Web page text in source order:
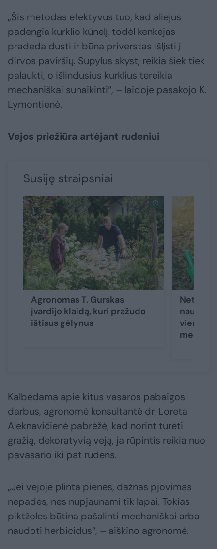
„Šis metodas efektyvus tuo, kad aliejus
padengia kurklio kūnelį, todėl kenkėjas
pradeda dusti ir būna priverstas išlįsti į
dirvos paviršių. Supylus skystį reikia šiek tiek
palaukti, o išlindusius kurklius tereikia
mechaniškai sunaikinti“, – laidoje pasakojo K.
Lymontienė.
Vejos priežiūra artėjant rudeniui
Susiję straipsniai
Agronomas T. Gurskas
įvardijo klaidą, kuri pražudo
ištisus gėlynus
Net ir
naujas
vienos
Kalbėdama apie kitus vasaros pabaigos
darbus, agronomė konsultantė dr. Loreta
Aleknavičienė pabrėžė, kad norint turėti
gražią, dekoratyvią veją, ja rūpintis reikia nuo
pavasario iki pat rudens.
„Jei vejoje plinta pienės, dažnas pjovimas
nepadės, nes nupjaunami tik lapai. Tokias
piktžoles būtina pašalinti mechaniškai arba
naudoti herbicidus“, – aiškino agronomė.